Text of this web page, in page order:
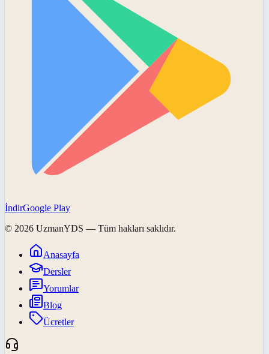
İndirGoogle Play
© 2026 UzmanYDS — Tüm hakları saklıdır.
Anasayfa
Dersler
Yorumlar
Blog
Ücretler